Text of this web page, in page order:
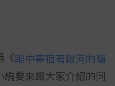
《眼中寄宿著銀河的貓
編要來跟大家介紹的同